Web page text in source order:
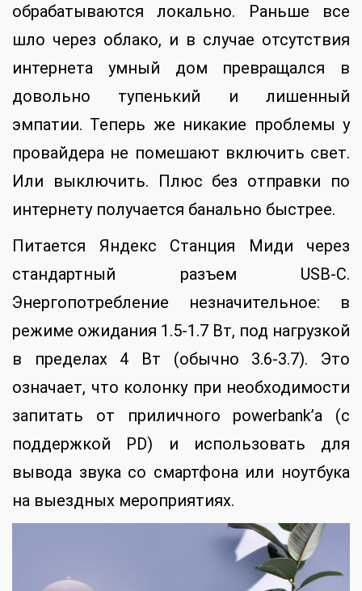
обрабатываются локально. Раньше все
шло через облако, и в случае отсутствия
интернета умный дом превращался в
довольно тупенький и лишенный
эмпатии. Теперь же никакие проблемы у
провайдера не помешают включить свет.
Или выключить. Плюс без отправки по
интернету получается банально быстрее.
Питается Яндекс Станция Миди через
стандартный разъем USB-C.
Энергопотребление незначительное: в
режиме ожидания 1.5-1.7 Вт, под нагрузкой
в пределах 4 Вт (обычно 3.6-3.7). Это
означает, что колонку при необходимости
запитать от приличного powerbank’а (с
поддержкой PD) и использовать для
вывода звука со смартфона или ноутбука
на выездных мероприятиях.